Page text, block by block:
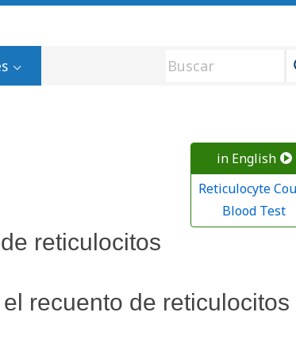
in English
Reticulocyte
Blood Test
reticulocitos
recuento de reticulocitos